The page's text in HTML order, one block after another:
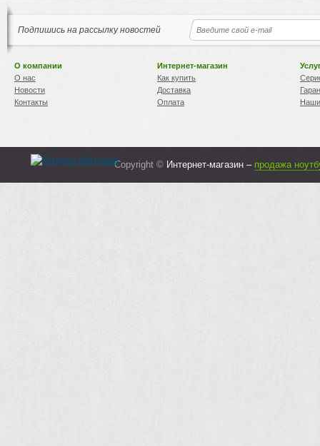
Подпишись на рассылку новостей
О компании
О нас
Новости
Контакты
Интернет-магазин
Как купить
Доставка
Оплата
Copyright © Интернет-магазин – продажа